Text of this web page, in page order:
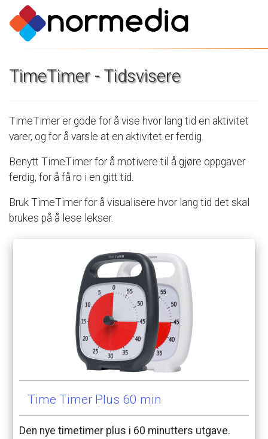
TimeTimer - Tidsvisere
TimeTimer er gode for å vise hvor lang tid en aktivitet
varer, og for å varsle at en aktivitet er ferdig.
Benytt TimeTimer for å motivere til å gjøre oppgaver
ferdig, for å få ro i en gitt tid.
Bruk TimeTimer for å visualisere hvor lang tid det skal
brukes på å lese lekser.
Time Timer Plus 60 min
Den nye timetimer plus i 60 minutters utgave.